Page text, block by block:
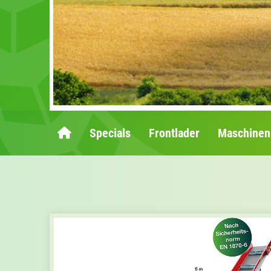
Specials Frontlader